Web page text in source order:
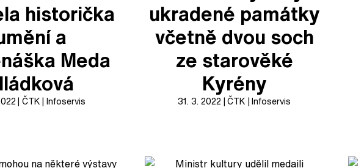
historička
a
Meda
ČTK Infoservis
ukradené památky
včetně dvou soch
ze starověké
Kyrény
31. 3. 2022 ČTK Infoservis